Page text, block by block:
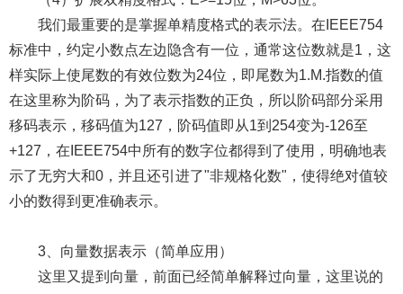
我们最重要的是掌握单精度格式的表示法。在IEEE754
标准中，约定小数点左边隐含有一位，通常这位数就是1，这
样实际上使尾数的有效位数为24位，即尾数为1.M.指数的值
在这里称为阶码，为了表示指数的正负，所以阶码部分采用
移码表示，移码值为127，阶码值即从1到254变为-126至
+127，在IEEE754中所有的数字位都得到了使用，明确地表
示了无穷大和0，并且还引进了"非规格化数"，使得绝对值较
小的数得到更准确表示。
3、向量数据表示（简单应用）
这里又提到向量，前面已经简单解释过向量，这里说的